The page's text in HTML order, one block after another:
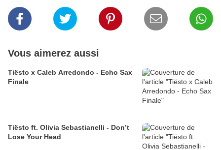
Vous aimerez aussi
Tiësto x Caleb Arredondo - Echo Sax
Finale
Tiësto ft. Olivia Sebastianelli - Don’t
Lose Your Head